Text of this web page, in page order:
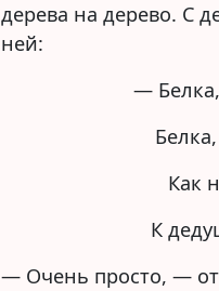
дерева на дерево. С
ней:
—
Как
К
— Очень просто, —